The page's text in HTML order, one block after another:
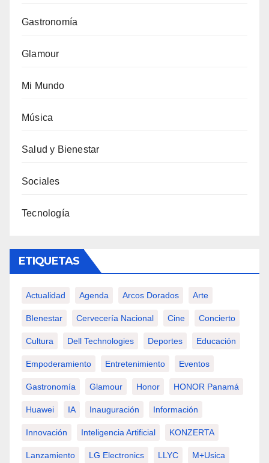
Gastronomía
Glamour
Mi Mundo
Música
Salud y Bienestar
Sociales
Tecnología
ETIQUETAS
Actualidad Agenda Arcos Dorados Arte
BIenestar Cervecería Nacional Cine Concierto
Cultura Dell Technologies Deportes Educación
Empoderamiento Entretenimiento Eventos
Gastronomía Glamour Honor HONOR Panamá
Huawei IA Inauguración Información
Innovación Inteligencia Artificial KONZERTA
Lanzamiento LG Electronics LLYC M+usica